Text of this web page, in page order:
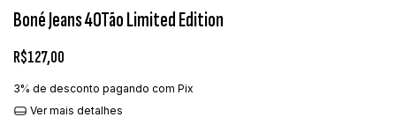
Boné Jeans 40Tão Limited Edition
R$127,00
3% de desconto pagando com Pix
Ver mais detalhes